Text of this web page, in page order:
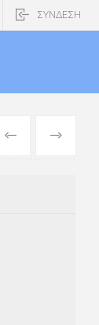
ΣΥΝΔΕΣΗ
ΕΠΌΜΕΝΟ